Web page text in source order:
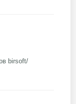
birsoft/